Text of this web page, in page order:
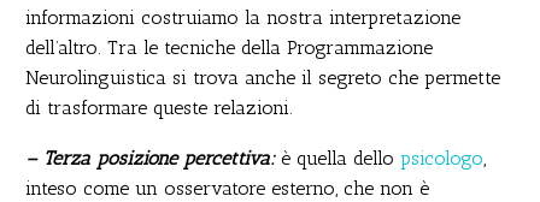
informazioni costruiamo la nostra interpretazione
dell’altro. Tra le tecniche della Programmazione
Neurolinguistica si trova anche il segreto che permette
di trasformare queste relazioni.
– Terza posizione percettiva:è quella dello psicologo,
inteso come un osservatore esterno, che non è